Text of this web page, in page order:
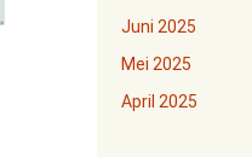
Juni 2025
Mei 2025
April 2025